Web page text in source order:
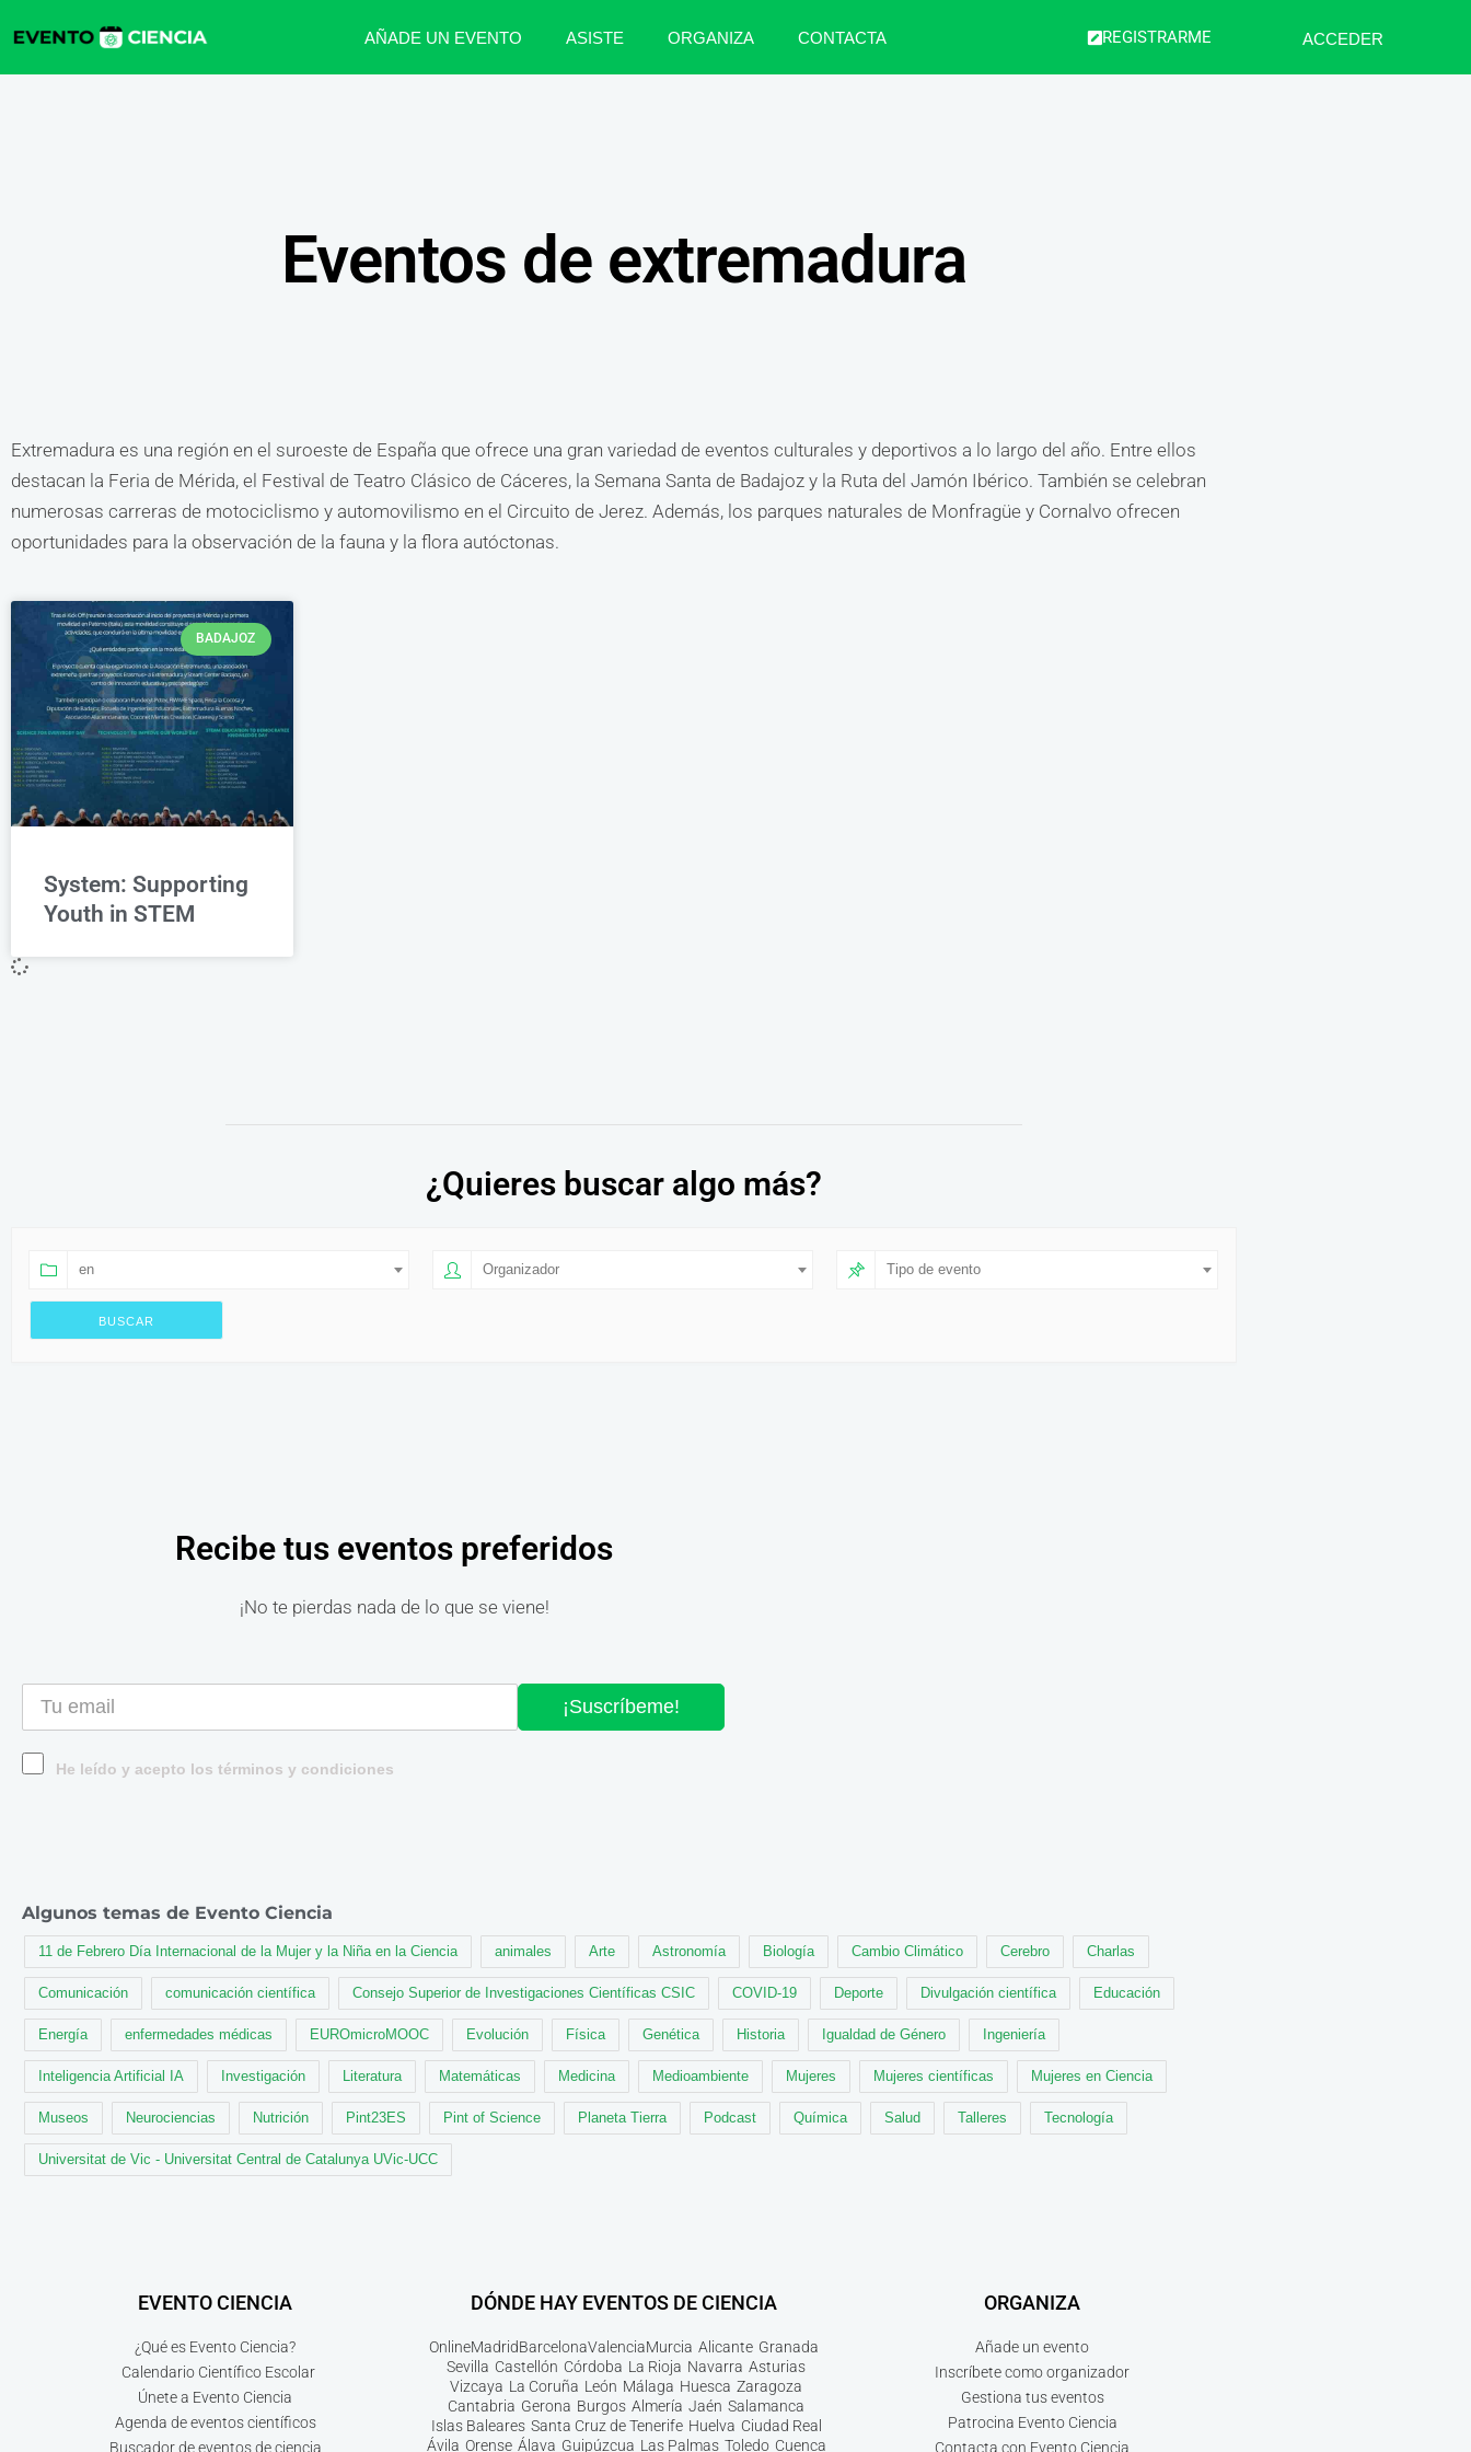
AÑADE UN EVENTO ASISTE ORGANIZA CONTACTA REGISTRARME ACCEDER
Eventos de extremadura
Extremadura es una región en el suroeste de España que ofrece una gran variedad de eventos culturales y deportivos a lo largo del año. Entre ellos
destacan la Feria de Mérida, el Festival de Teatro Clásico de Cáceres, la Semana Santa de Badajoz y la Ruta del Jamón Ibérico. También se celebran
numerosas carreras de motociclismo y automovilismo en el Circuito de Jerez. Además, los parques naturales de Monfragüe y Cornalvo ofrecen
oportunidades para la observación de la fauna y la flora autóctonas.
BADAJOZ
System: Supporting
Youth in STEM
¿Quieres buscar algo más?
en Organizador Tipo de evento
Recibe tus eventos preferidos
¡No te pierdas nada de lo que se viene!
¡Suscríbeme!
He leído y acepto los términos y condiciones
Algunos temas de Evento Ciencia
11 de Febrero Día Internacional de la Mujer y la Niña en la Ciencia animales Arte Astronomía Biología Cambio Climático Cerebro Charlas
Comunicación comunicación científica Consejo Superior de Investigaciones Científicas CSIC COVID-19 Deporte Divulgación científica Educación
Energía enfermedades médicas EUROmicroMOOC Evolución Física Genética Historia Igualdad de Género Ingeniería
Inteligencia Artificial IA Investigación Literatura Matemáticas Medicina Medioambiente Mujeres Mujeres científicas Mujeres en Ciencia
Museos Neurociencias Nutrición Pint23ES Pint of Science Planeta Tierra Podcast Química Salud Talleres Tecnología
Universitat de Vic - Universitat Central de Catalunya UVic-UCC
EVENTO CIENCIA
¿Qué es Evento Ciencia?
Calendario Científico Escolar
Únete a Evento Ciencia
Agenda de eventos científicos
Buscador de eventos de ciencia
DÓNDE HAY EVENTOS DE CIENCIA
OnlineMadridBarcelonaValenciaMurcia Alicante Granada
Sevilla Castellón Córdoba La Rioja Navarra Asturias
Vizcaya La Coruña León Málaga Huesca Zaragoza
Cantabria Gerona Burgos Almería Jaén Salamanca
Islas Baleares Santa Cruz de Tenerife Huelva Ciudad Real
Ávila Orense Álava Guipúzcua Las Palmas Toledo Cuenca
ORGANIZA
Añade un evento
Inscríbete como organizador
Gestiona tus eventos
Patrocina Evento Ciencia
Contacta con Evento Ciencia